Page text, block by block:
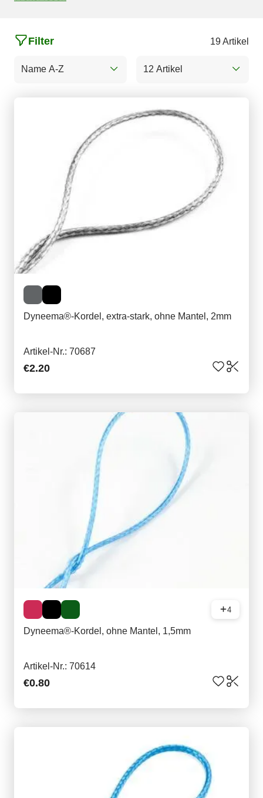
Name A-Z
Filter 19 Artikel
12 Artikel
Dyneema®-Kordel, extra-stark, ohne Mantel, 2mm
Artikel-Nr.: 70687
€2.20
4
Dyneema®-Kordel, ohne Mantel, 1,5mm
Artikel-Nr.: 70614
€0.80